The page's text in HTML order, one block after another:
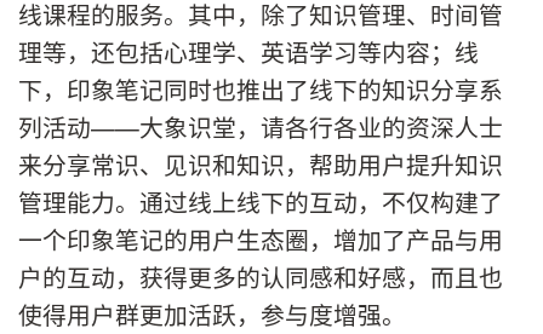
线课程的服务。其中，除了知识管理、时间管
理等，还包括心理学、英语学习等内容；线
下，印象笔记同时也推出了线下的知识分享系
列活动——大象识堂，请各行各业的资深人士
来分享常识、见识和知识，帮助用户提升知识
管理能力。通过线上线下的互动，不仅构建了
一个印象笔记的用户生态圈，增加了产品与用
户的互动，获得更多的认同感和好感，而且也
使得用户群更加活跃，参与度增强。